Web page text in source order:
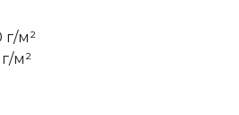
г/м²
м²